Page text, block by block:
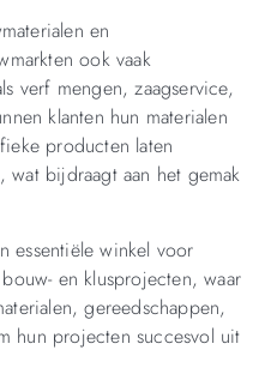
en
ook vaak
verf mengen, zaagservice,
klanten hun materialen
producten laten
wat bijdraagt aan het gemak
essentiële winkel voor
en klusprojecten, waar
gereedschappen,
hun projecten succesvol uit